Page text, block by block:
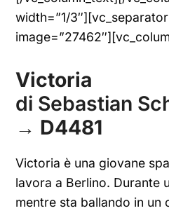
width=”1/
Victoria
di Sebastian
→ D4481
Victoria è una giovane
lavora a Berlino. Durante
mentre sta ballando in un